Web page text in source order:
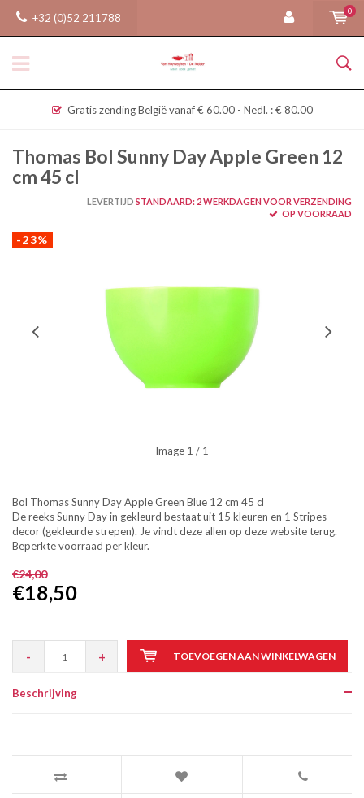
+32 (0)52 211788
0
Gratis zending België vanaf € 60.00 - Nedl. : € 80.00
Thomas Bol Sunny Day Apple Green 12
cm 45 cl
LEVERTIJD STANDAARD: 2 WERKDAGEN VOOR VERZENDING
OP VOORRAAD
-23%
Image 1 / 1
Bol Thomas Sunny Day Apple Green Blue 12 cm 45 cl
De reeks Sunny Day in gekleurd bestaat uit 15 kleuren en 1 Stripes-
decor (gekleurde strepen). Je vindt deze allen op deze website terug.
Beperkte voorraad per kleur.
€24,00
€18,50
- + TOEVOEGEN AAN WINKELWAGEN
Beschrijving